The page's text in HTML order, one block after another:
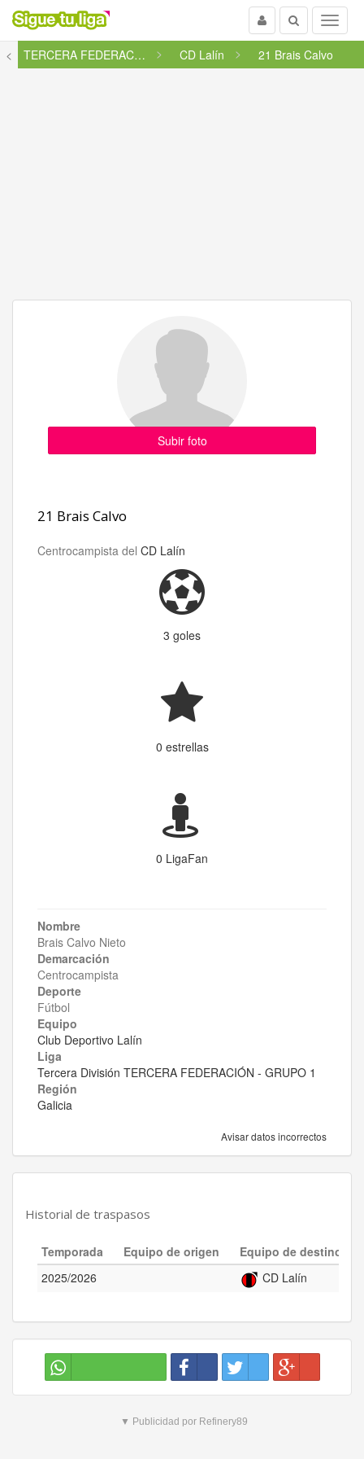
Menu
Buscar
Usuario
<
TERCERA FEDERACIÓN - GRUPO 1 CD Lalín 21 Brais Calvo
Subir foto
21 Brais Calvo
Centrocampista del CD Lalín
3 goles
0 estrellas
0 LigaFan
Nombre
Brais Calvo Nieto
Demarcación
Centrocampista
Deporte
Fútbol
Equipo
Club Deportivo Lalín
Liga
Tercera División TERCERA FEDERACIÓN - GRUPO 1
Región
Galicia
Avisar datos incorrectos
Historial de traspasos
Temporada Equipo de origen Equipo de destino
2025/2026
CD Lalín
▼ Publicidad por Refinery89